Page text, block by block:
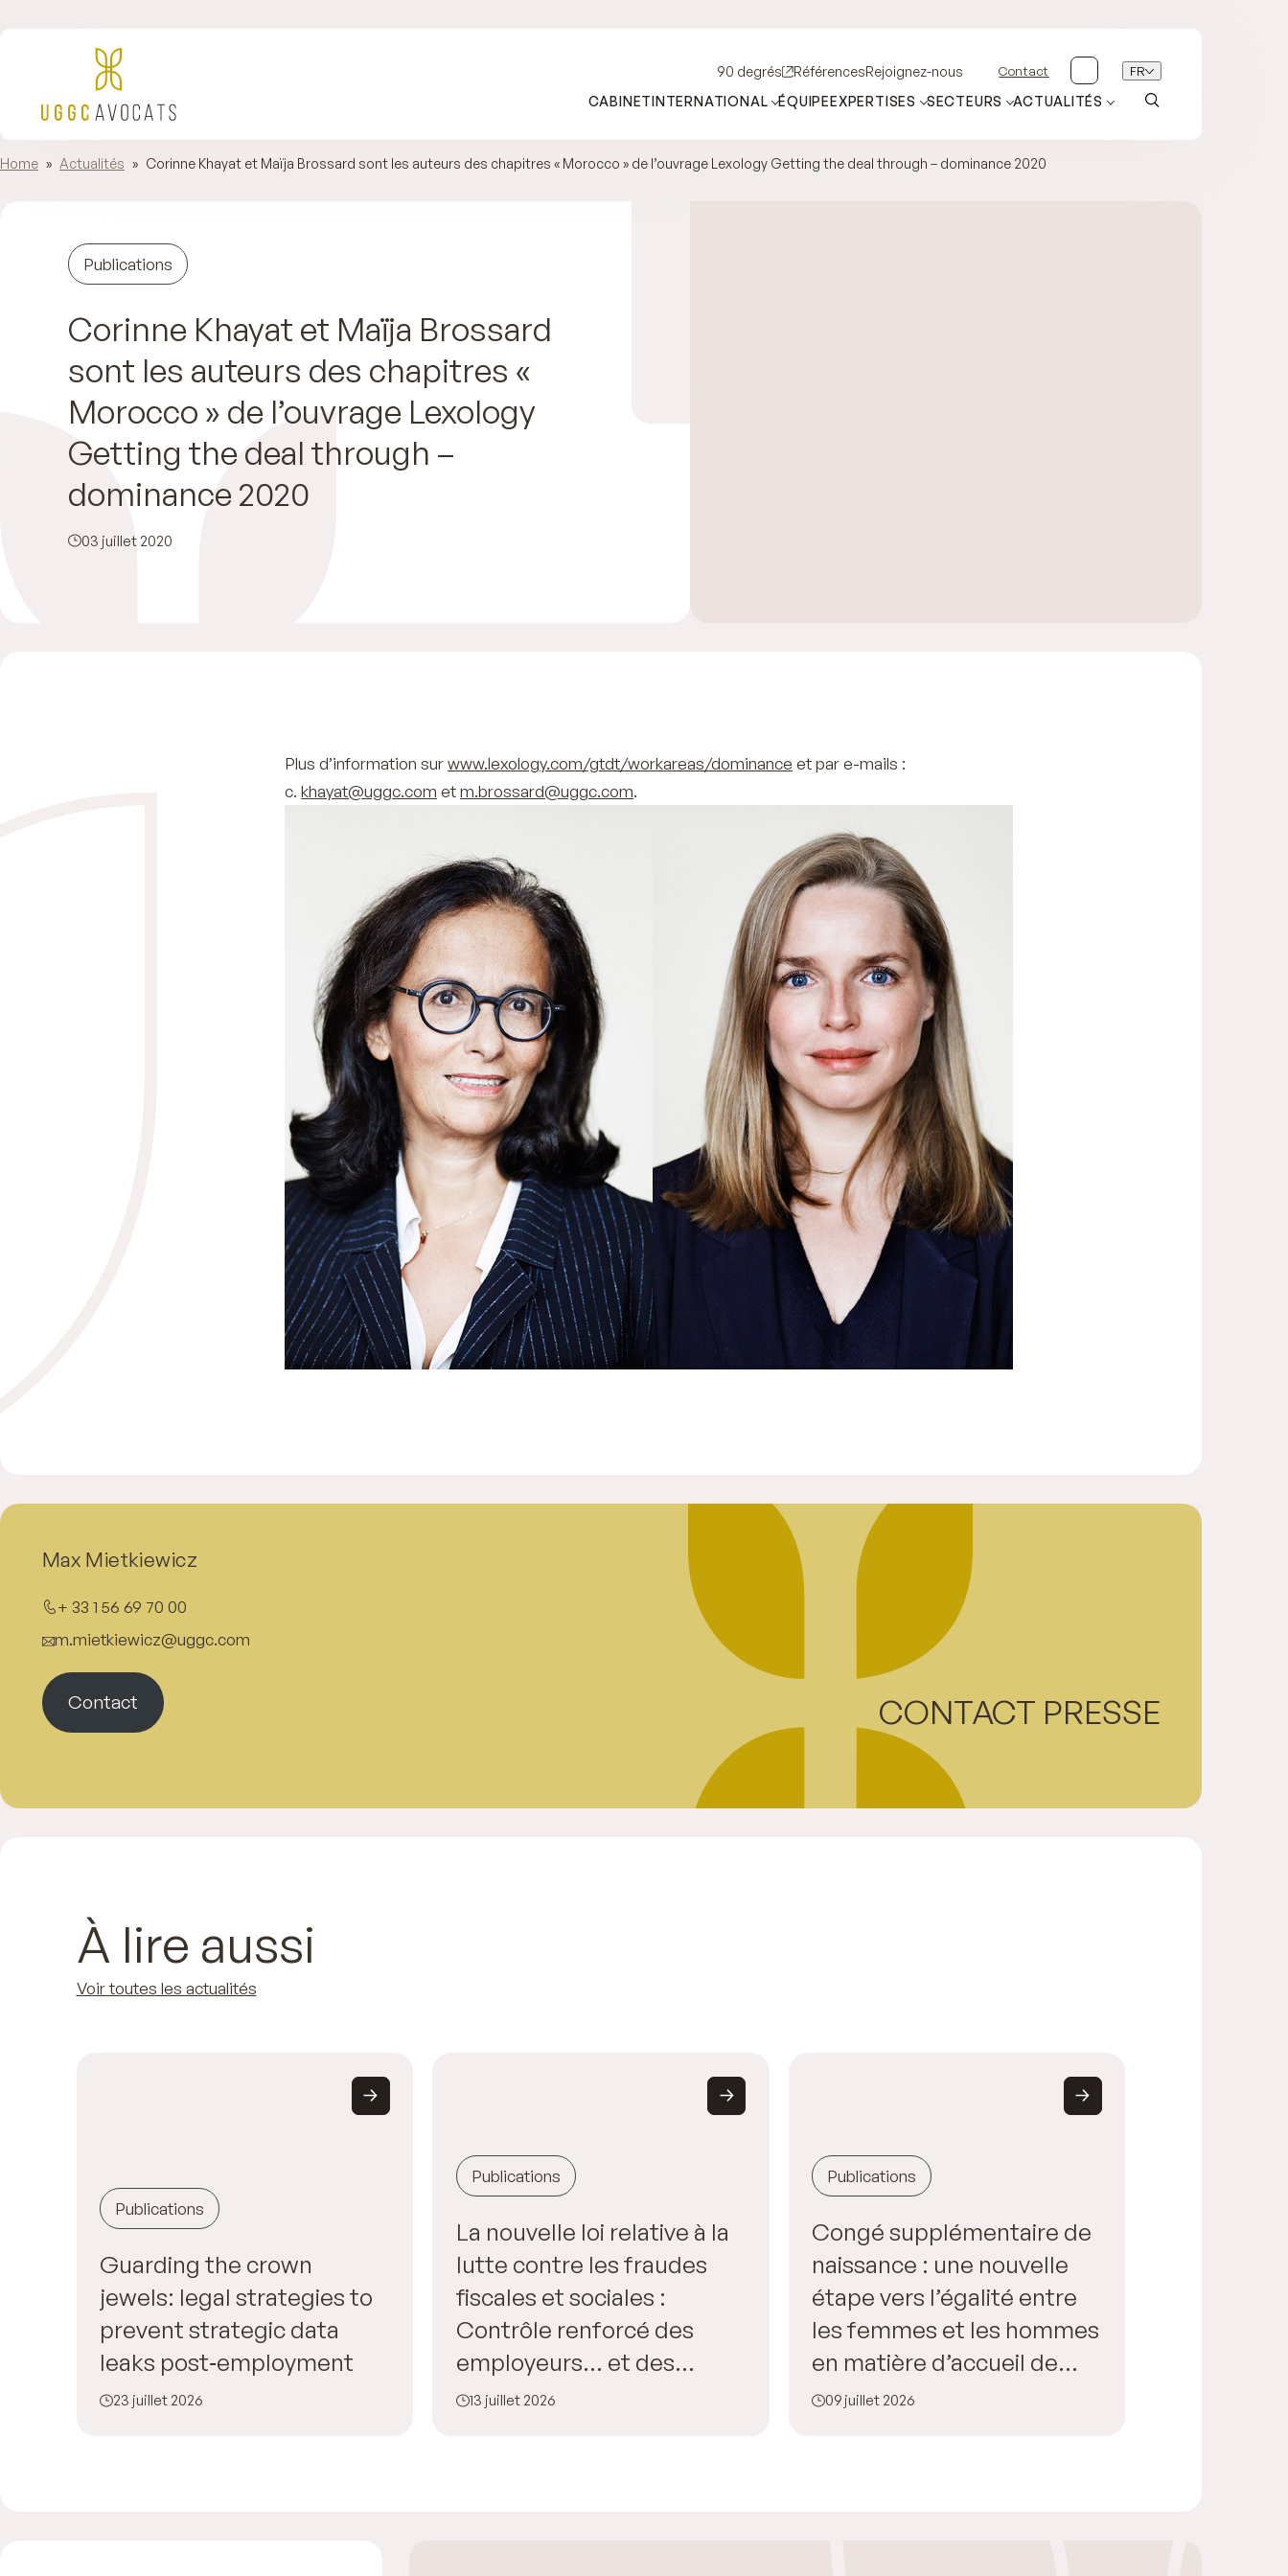
90 degrés RéférencesRejoignez-nous Contact FR
CABINETINTERNATIONAL ÉQUIPEEXPERTISES SECTEURS ACTUALITÉS
Home » Actualités » Corinne Khayat et Maïja Brossard sont les auteurs des chapitres « Morocco » de l’ouvrage Lexology Getting the deal through – dominance 2020
Publications
Corinne Khayat et Maïja Brossard
sont les auteurs des chapitres «
Morocco » de l’ouvrage Lexology
Getting the deal through –
dominance 2020
03 juillet 2020
Plus d’information surwww.lexology.com/gtdt/workareas/dominance et par e-mails :
c. khayat@uggc.com etm.brossard@uggc.com.
Max Mietkiewicz
+ 33 1 56 69 70 00
m.mietkiewicz@uggc.com
Contact CONTACT PRESSE
À lire aussi
Voir toutes les actualités
Publications
Guarding the crown
jewels: legal strategies to
prevent strategic data
leaks post‑employment
23 juillet 2026
Publications
La nouvelle loi relative à la
lutte contre les fraudes
fiscales et sociales :
Contrôle renforcé des
employeurs… et des
salariés !
13 juillet 2026
Publications
Congé supplémentaire de
naissance : une nouvelle
étape vers l’égalité entre
les femmes et les hommes
en matière d’accueil de
l’enfant
09 juillet 2026